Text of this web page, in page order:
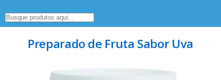
Preparado de Fruta Sabor Uva